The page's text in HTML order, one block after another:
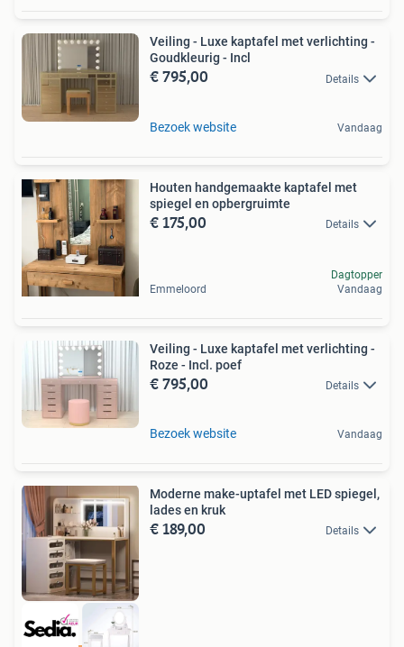
Veiling - Luxe kaptafel met verlichting -
Goudkleurig - Incl
€ 795,00 Details
Bezoek website Vandaag
Houten handgemaakte kaptafel met
spiegel en opbergruimte
€ 175,00 Details
Emmeloord
Dagtopper
Vandaag
Veiling - Luxe kaptafel met verlichting -
Roze - Incl. poef
€ 795,00 Details
Bezoek website Vandaag
Moderne make-uptafel met LED spiegel,
lades en kruk
€ 189,00 Details